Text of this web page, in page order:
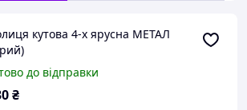
кутова 4-х ярусна МЕТАЛ
до відправки
₴